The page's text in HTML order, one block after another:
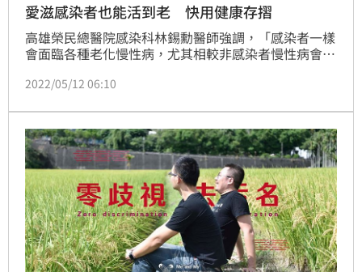
愛滋感染者也能活到老 快用健康存摺
高雄榮民總醫院感染科林錫勳醫師強調，「感染者一樣
會面臨各種老化慢性病，尤其相較非感染者慢性病會提
2022/05/12 06:10